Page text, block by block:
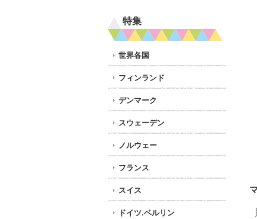
特集
世界各国
フィンランド
デンマーク
スウェーデン
ノルウェー
フランス
スイス
ドイツ.ベルリン